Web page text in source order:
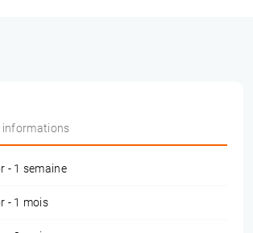
informations
- 1 semaine
- 1 mois